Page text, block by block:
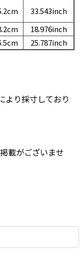
33.543inch
18.976inch
25.787inch
り採寸しており
載がございませ